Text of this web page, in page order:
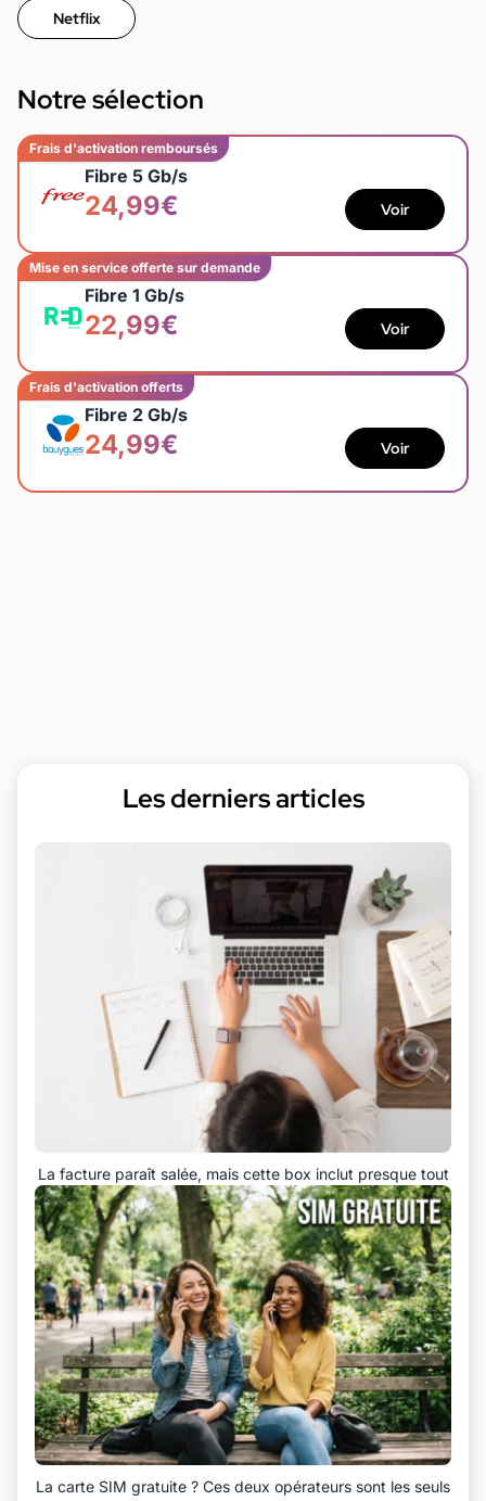
Netflix
Notre sélection
Frais d'activation remboursés
Fibre 5 Gb/s
24,99€ Voir
Mise en service offerte sur demande
Fibre 1 Gb/s
22,99€ Voir
Frais d'activation offerts
Fibre 2 Gb/s
24,99€ Voir
Les derniers articles
La facture paraît salée, mais cette box inclut presque tout
La carte SIM gratuite ? Ces deux opérateurs sont les seuls